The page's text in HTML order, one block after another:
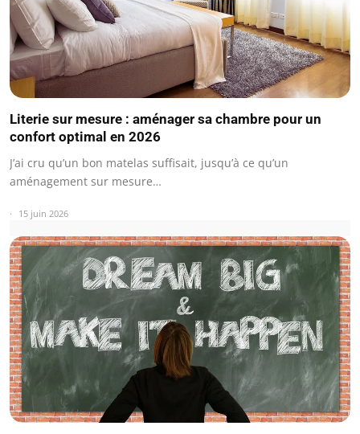
Literie sur mesure : aménager sa chambre pour un
confort optimal en 2026
J’ai cru qu’un bon matelas suffisait, jusqu’à ce qu’un
aménagement sur mesure…
15 juin 2026